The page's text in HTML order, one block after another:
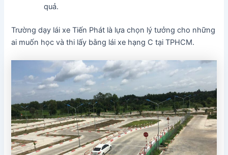
quả.
Trường dạy lái xe Tiến Phát là lựa chọn lý tưởng cho những
ai muốn học và thi lấy bằng lái xe hạng C tại TPHCM.